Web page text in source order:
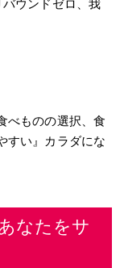
バウンドゼロ、我
べものの選択、食
すい』カラダにな
なたをサ